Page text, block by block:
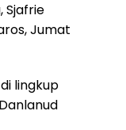
Sjafrie
Jumat
lingkup